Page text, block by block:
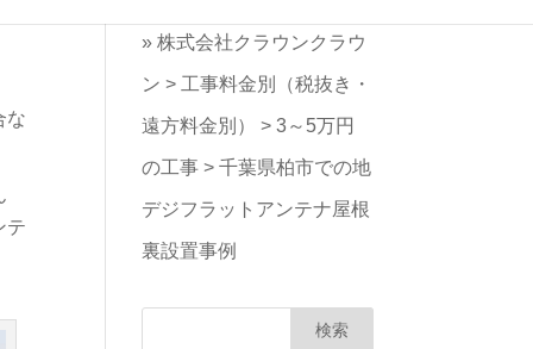
な
テ
» 株式会社クラウンクラウ
ン > 工事料金別（税抜き・
遠方料金別） >3～5万円
の工事 >千葉県柏市での地
デジフラットアンテナ屋根
裏設置事例